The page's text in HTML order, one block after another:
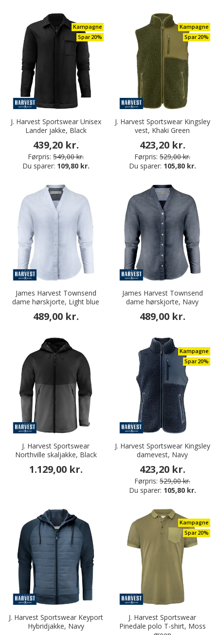
Kampagne
Spar 20%
J. Harvest Sportswear Unisex
Lander jakke, Black
439,20 kr.
Førpris: 549,00 kr.
Du sparer: 109,80 kr.
Kampagne
Spar 20%
J. Harvest Sportswear Kingsley
vest, Khaki Green
423,20 kr.
Førpris: 529,00 kr.
Du sparer: 105,80 kr.
James Harvest Townsend
dame hørskjorte, Light blue
489,00 kr.
James Harvest Townsend
dame hørskjorte, Navy
489,00 kr.
J. Harvest Sportswear
Northville skaljakke, Black
1.129,00 kr.
Kampagne
Spar 20%
J. Harvest Sportswear Kingsley
damevest, Navy
423,20 kr.
Førpris: 529,00 kr.
Du sparer: 105,80 kr.
J. Harvest Sportswear Keyport
Hybridjakke, Navy
Kampagne
Spar 20%
J. Harvest Sportswear
Pinedale polo T-shirt, Moss